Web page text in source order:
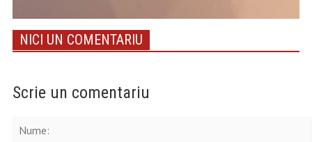
NICI UN COMENTARIU
Scrie un comentariu